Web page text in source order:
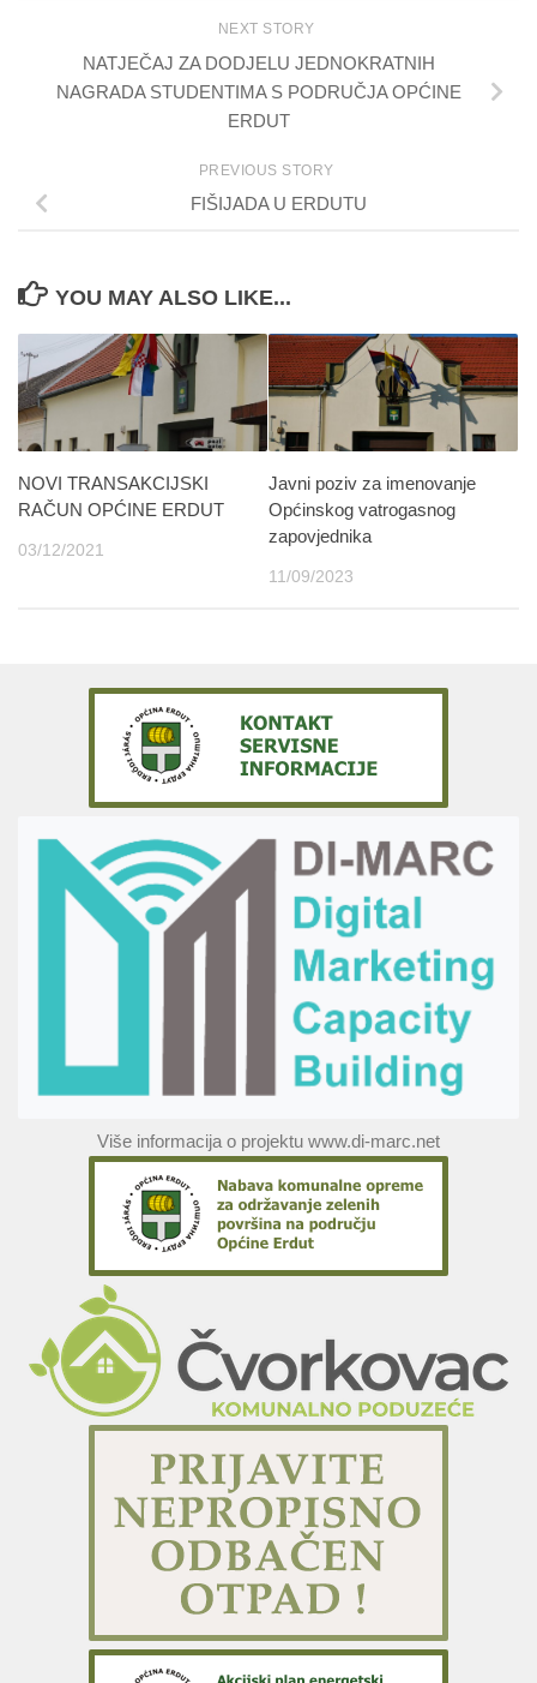
NEXT STORY
NATJEČAJ ZA DODJELU JEDNOKRATNIH
NAGRADA STUDENTIMA S PODRUČJA OPĆINE
ERDUT
PREVIOUS STORY
FIŠIJADA U ERDUTU
YOU MAY ALSO LIKE...
NOVI TRANSAKCIJSKI
RAČUN OPĆINE ERDUT
03/12/2021
Javni poziv za imenovanje
Općinskog vatrogasnog
zapovjednika
11/09/2023
Više informacija o projektu www.di-marc.net